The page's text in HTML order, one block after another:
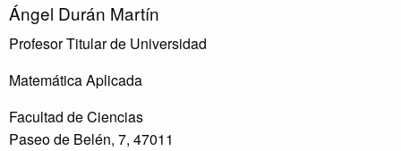
Ángel Durán Martín
Profesor Titular de Universidad
Matemática Aplicada
Facultad de Ciencias
Paseo de Belén, 7, 47011